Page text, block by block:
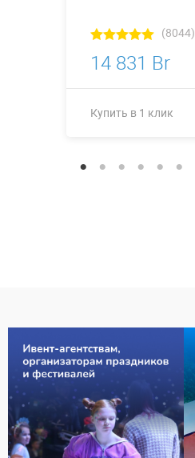
(8044)
14 831 Br
Купить в 1 клик